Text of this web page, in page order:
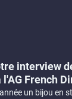
interview
French
un bijou en